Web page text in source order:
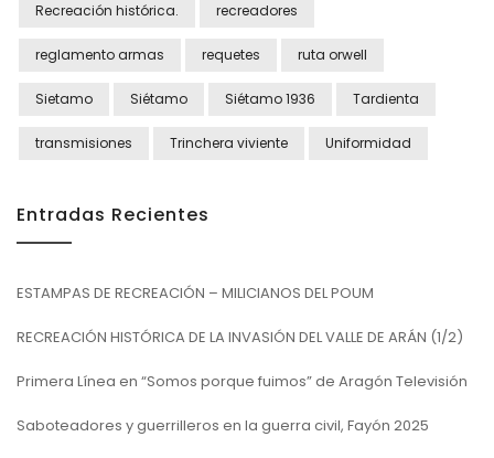
Recreación histórica. recreadores
reglamento armas requetes ruta orwell
Sietamo Siétamo Siétamo 1936 Tardienta
transmisiones Trinchera viviente Uniformidad
Entradas Recientes
ESTAMPAS DE RECREACIÓN – MILICIANOS DEL POUM
RECREACIÓN HISTÓRICA DE LA INVASIÓN DEL VALLE DE ARÁN (1/2)
Primera Línea en “Somos porque fuimos” de Aragón Televisión
Saboteadores y guerrilleros en la guerra civil, Fayón 2025